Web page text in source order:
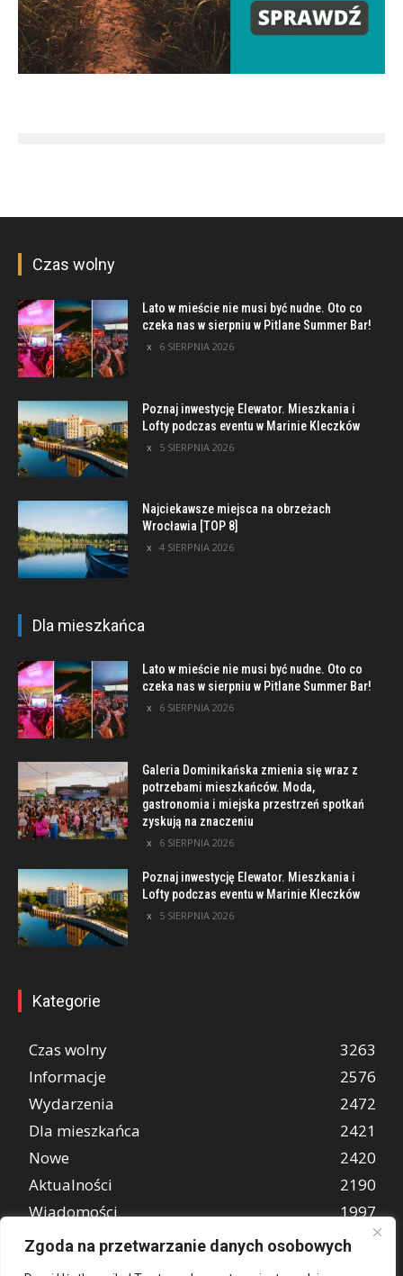
Zgoda na przetwarzanie danych osobowych
Czas wolny
Lato w mieście nie musi być nudne. Oto co
czeka nas w sierpniu w Pitlane Summer Bar!
6 SIERPNIA 2026
Poznaj inwestycję Elewator. Mieszkania i
Lofty podczas eventu w Marinie Kleczków
5 SIERPNIA 2026
Najciekawsze miejsca na obrzeżach
Wrocławia [TOP 8]
4 SIERPNIA 2026
Dla mieszkańca
Lato w mieście nie musi być nudne. Oto co
czeka nas w sierpniu w Pitlane Summer Bar!
6 SIERPNIA 2026
Galeria Dominikańska zmienia się wraz z
potrzebami mieszkańców. Moda,
gastronomia i miejska przestrzeń spotkań
zyskują na znaczeniu
6 SIERPNIA 2026
Poznaj inwestycję Elewator. Mieszkania i
Lofty podczas eventu w Marinie Kleczków
5 SIERPNIA 2026
Kategorie
Czas wolny
3263
Informacje
2576
Wydarzenia
2472
Dla mieszkańca
2421
Nowe
2420
Aktualności
2190
Wiadomości
1997
REKLAMA
849